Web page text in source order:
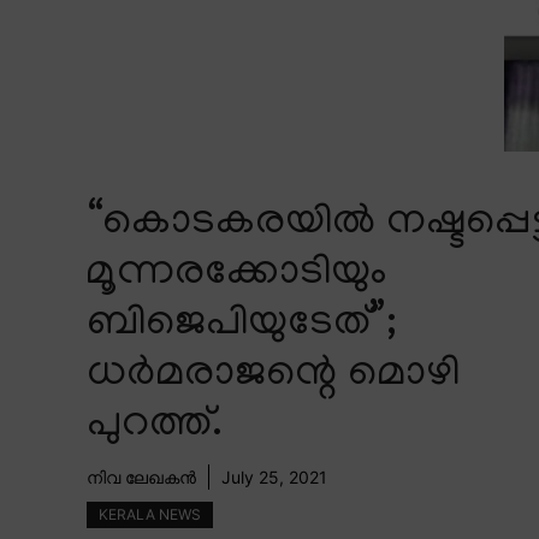
“കൊടകരയിൽ
മൂന്നരക്കോടിയും
ബിജെപിയുടേത്”;
ധർമരാജന്റെ മൊഴി
പുറത്ത്.
നിവ ലേഖകൻ July 25, 2021
KERALA NEWS